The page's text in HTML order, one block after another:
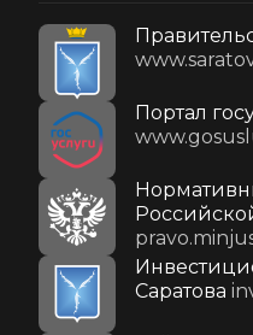
Портал
Саратова